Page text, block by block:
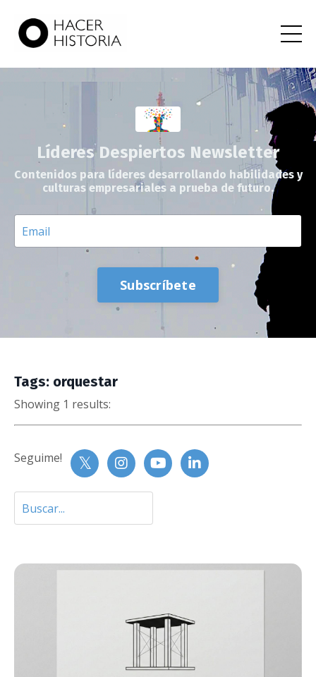
Líderes Despiertos Newsletter
Contenidos para líderes desarrollando habilidades y
culturas empresariales a prueba de futuro.
Subscríbete
Tags: orquestar
Showing 1 results:
Seguime!